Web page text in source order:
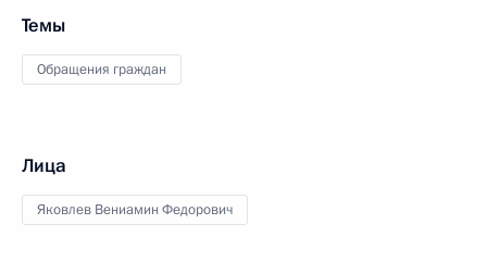
Темы
Обращения граждан
Лица
Яковлев Вениамин Федорович